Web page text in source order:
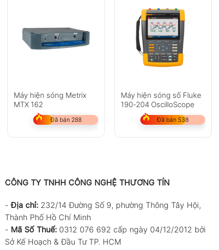
Máy hiện sóng Metrix
MTX 162
Đã bán 288
Máy hiện sóng số Fluke
190-204 OscilloScope
Đã bán 538
CÔNG TY TNHH CÔNG NGHỆ THƯƠNG TÍN
-Địa chỉ: 232/14 Đường Số 9, phường Thông Tây Hội,
Thành Phố Hồ Chí Minh
- Mã Số Thuế: 0312 076 692 cấp ngày 04/12/2012 bởi
Sở Kế Hoạch & Đầu Tư TP. HCM